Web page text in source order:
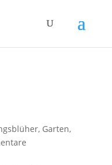
, Garten,